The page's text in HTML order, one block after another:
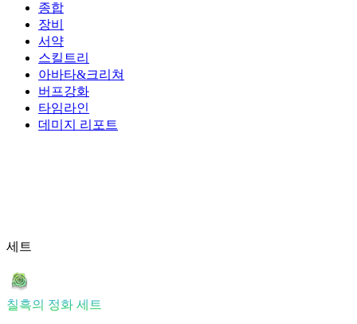
종합
장비
서약
스킬트리
아바타&크리쳐
버프강화
타임라인
데미지 리포트
세트
칠흑의 정화 세트